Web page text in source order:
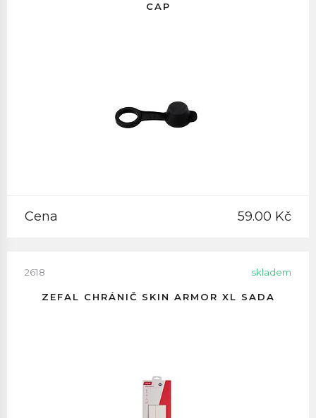
CAP
Cena 59.00 Kč
2618 skladem
ZEFAL CHRÁNIČ SKIN ARMOR XL SADA